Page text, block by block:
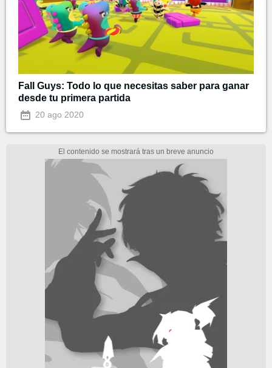
Fall Guys: Todo lo que necesitas saber para ganar
desde tu primera partida
20 ago 2020